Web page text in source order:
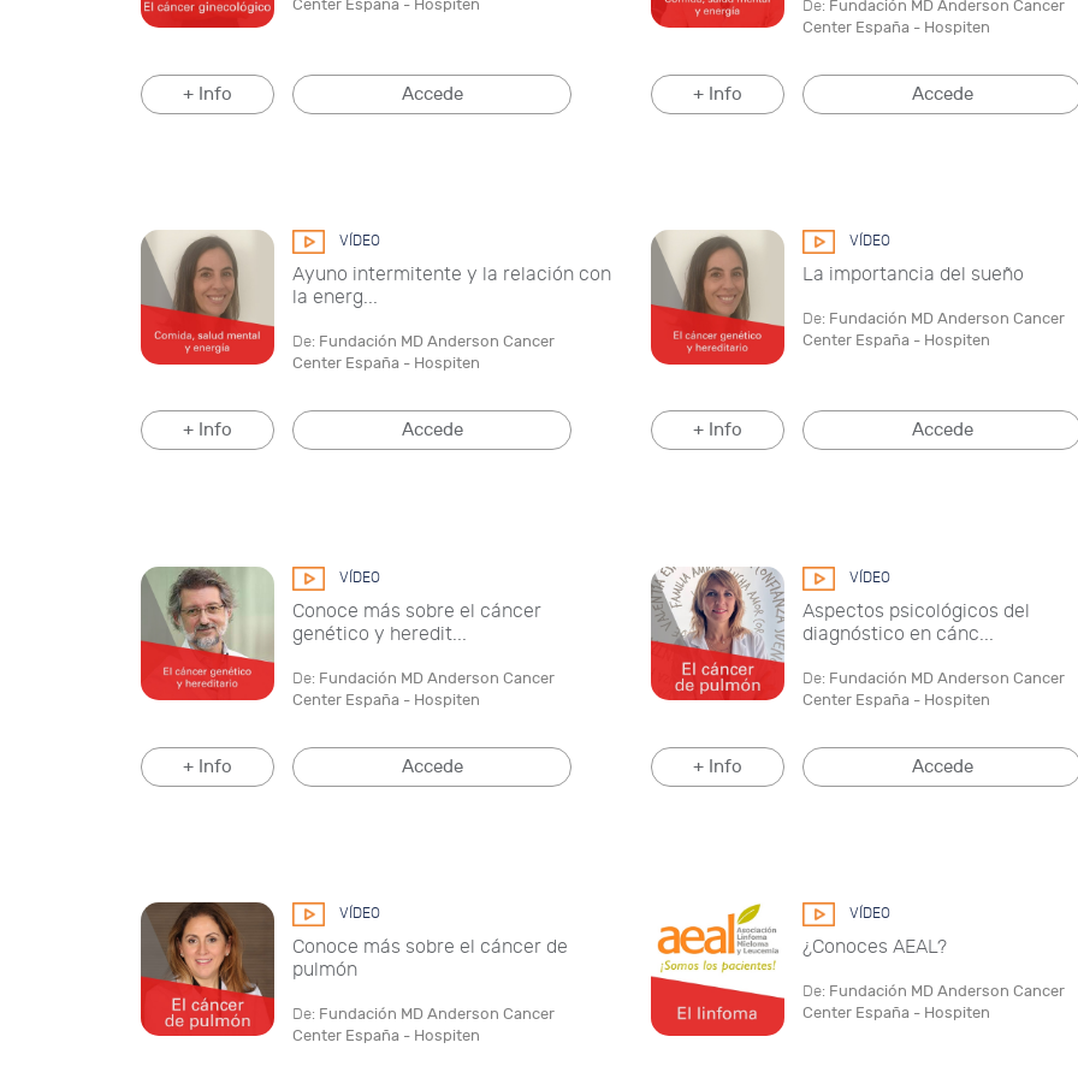
Center España - Hospiten
+ Info Accede
De: Fundación MD Anderson Cancer
Center España - Hospiten
+ Info Accede
VÍDEO
Ayuno intermitente y la relación con
la energ...
De: Fundación MD Anderson Cancer
Center España - Hospiten
+ Info Accede
VÍDEO
La importancia del sueño
De: Fundación MD Anderson Cancer
Center España - Hospiten
+ Info Accede
VÍDEO
Conoce más sobre el cáncer
genético y heredit...
De: Fundación MD Anderson Cancer
Center España - Hospiten
+ Info Accede
VÍDEO
Aspectos psicológicos del
diagnóstico en cánc...
De: Fundación MD Anderson Cancer
Center España - Hospiten
+ Info Accede
VÍDEO
Conoce más sobre el cáncer de
pulmón
De: Fundación MD Anderson Cancer
Center España - Hospiten
VÍDEO
¿Conoces AEAL?
De: Fundación MD Anderson Cancer
Center España - Hospiten